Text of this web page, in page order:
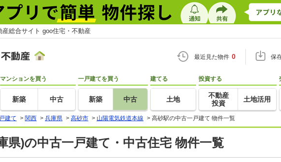
産総合サイト goo住宅・不動産
最近見た物件 0 保
マンションを買う
新築 中古
一戸建てを買う
新築 中古
建てる
土地
投資する
不動産
投資
土地活用
建て > 関西 > 兵庫県 > 高砂市 > 山陽電気鉄道本線 > 高砂駅の中古一戸建て 物件一覧
県)の中古一戸建て・中古住宅 物件一覧